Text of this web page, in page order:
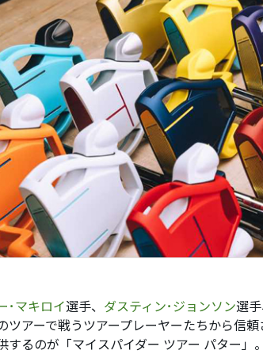
･マキロイ選手、 ダスティン･ジョンソン選手
ツアーで戦うツアープレーヤーたちから信
するのが「マイスパイダー ツアー パター」。